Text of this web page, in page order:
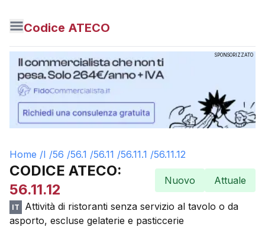
Codice ATECO
SPONSORIZZATO
Home /I /56 /56.1 /56.11 /56.11.1 /56.11.12
CODICE ATECO:
56.11.12
Nuovo Attuale
IT
Attività di ristoranti senza servizio al tavolo o da
asporto, escluse gelaterie e pasticcerie